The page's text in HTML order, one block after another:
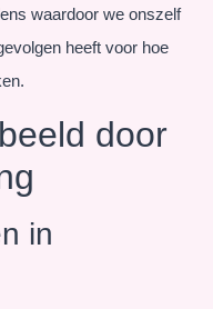
waardoor we onszelf
heeft voor hoe
door
in